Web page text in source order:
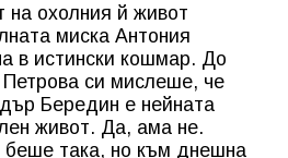
охолния й живот
миска Антония
в истински кошмар. До
си мислеше, че
Бередин е нейната
живот. Да, ама не.
така, но към днешна